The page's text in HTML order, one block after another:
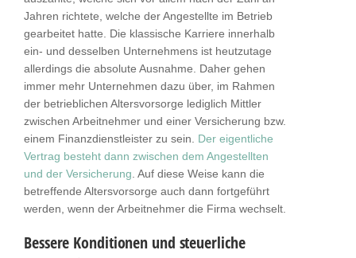
Jahren richtete, welche der Angestellte im Betrieb
gearbeitet hatte. Die klassische Karriere innerhalb
ein- und desselben Unternehmens ist heutzutage
allerdings die absolute Ausnahme. Daher gehen
immer mehr Unternehmen dazu über, im Rahmen
der betrieblichen Altersvorsorge lediglich Mittler
zwischen Arbeitnehmer und einer Versicherung bzw.
einem Finanzdienstleister zu sein. Der eigentliche
Vertrag besteht dann zwischen dem Angestellten
und der Versicherung . Auf diese Weise kann die
betreffende Altersvorsorge auch dann fortgeführt
werden, wenn der Arbeitnehmer die Firma wechselt.
Bessere Konditionen und steuerliche